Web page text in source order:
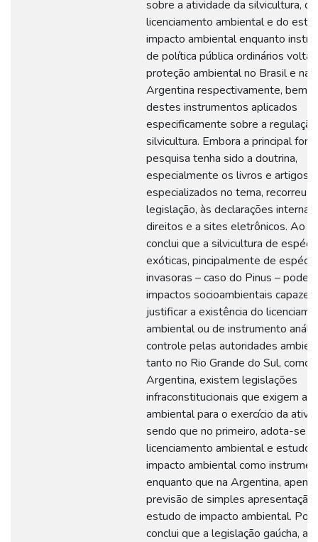
sobre a atividade da silvicultura, do
licenciamento ambiental e do
impacto ambiental enquanto
de política pública ordinários
proteção ambiental no Brasil e na
Argentina respectivamente, bem
destes instrumentos aplicados
especificamente sobre a
silvicultura. Embora a principal
pesquisa tenha sido a doutrina,
especialmente os livros e artigos
especializados no tema, recorreu-
legislação, às declarações
direitos e a sites eletrônicos. Ao
conclui que a silvicultura de
exóticas, pincipalmente de
invasoras – caso do Pinus – pode
impactos socioambientais
justificar a existência do
ambiental ou de instrumento
controle pelas autoridades
tanto no Rio Grande do Sul, como
Argentina, existem legislações
infraconstitucionais que exigem
ambiental para o exercício da
sendo que no primeiro, adota-se o
licenciamento ambiental e estudo
impacto ambiental como
enquanto que na Argentina,
previsão de simples apresentação
estudo de impacto ambiental. Por
conclui que a legislação gaúcha,